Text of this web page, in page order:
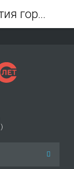
)
О перспективах развития горнопромышленного комплекса Арктической зоны Мурманской области - Журнал Горная промышленность